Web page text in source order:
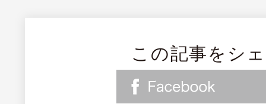
この記事をシ